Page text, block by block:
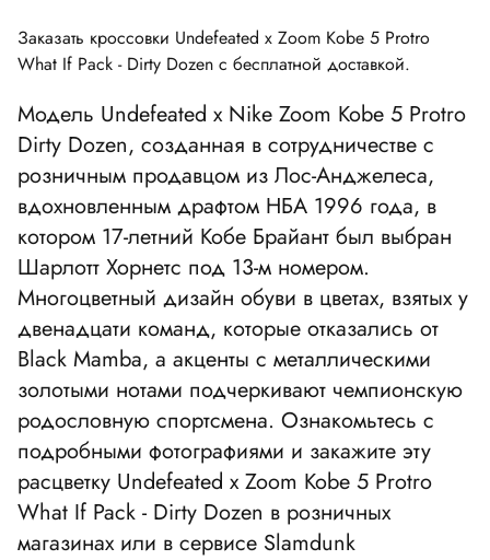
Заказать кроссовки Undefeated x Zoom Kobe 5 Protro
What If Pack - Dirty Dozen с бесплатной доставкой.
Модель Undefeated x Nike Zoom Kobe 5 Protro
Dirty Dozen, созданная в сотрудничестве с
розничным продавцом из Лос-Анджелеса,
вдохновленным драфтом НБА 1996 года, в
котором 17-летний Кобе Брайант был выбран
Шарлотт Хорнетс под 13-м номером.
Многоцветный дизайн обуви в цветах, взятых у
двенадцати команд, которые отказались от
Black Mamba, а акценты с металлическими
золотыми нотами подчеркивают чемпионскую
родословную спортсмена. Ознакомьтесь с
подробными фотографиями и закажите эту
расцветку Undefeated x Zoom Kobe 5 Protro
What If Pack - Dirty Dozen в розничных
магазинах или в сервисе Slamdunk